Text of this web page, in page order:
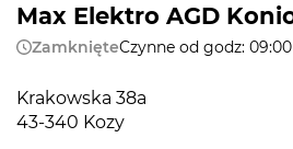
Max Elektro AGD
ZamknięteCzynne od godz: 09:00
Krakowska 38a
43-340 Kozy